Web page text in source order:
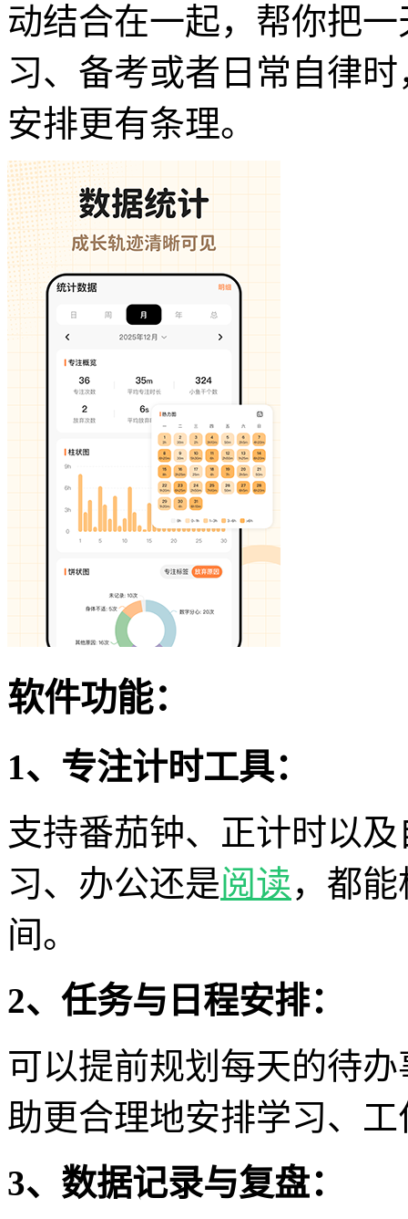
动结合在一起，帮你把
习、备考或者日常自律
安排更有条理。
软件功能：
1、专注计时工具：
支持番茄钟、正计时以
习、办公还是阅读，都
间。
2、任务与日程安排：
可以提前规划每天的待
助更合理地安排学习、
3、数据记录与复盘：